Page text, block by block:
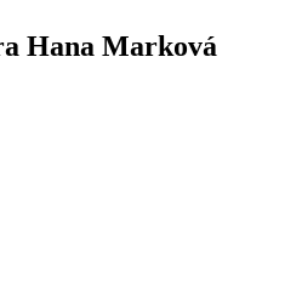
Hana Marková